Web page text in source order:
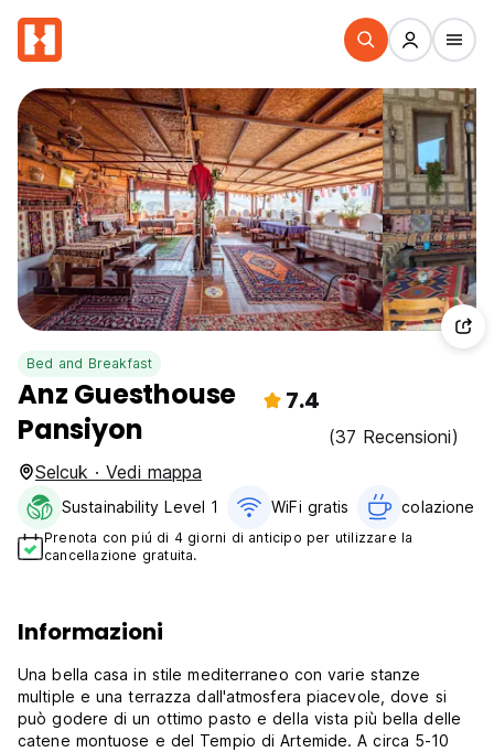
Bed and Breakfast
Anz Guesthouse
Pansiyon
7.4
(37 Recensioni)
Selcuk · Vedi mappa
Sustainability Level 1 WiFi gratis colazione
Prenota con piú di 4 giorni di anticipo per utilizzare la
cancellazione gratuita.
Informazioni
Una bella casa in stile mediterraneo con varie stanze
multiple e una terrazza dall'atmosfera piacevole, dove si
può godere di un ottimo pasto e della vista più bella delle
catene montuose e del Tempio di Artemide. A circa 5-10